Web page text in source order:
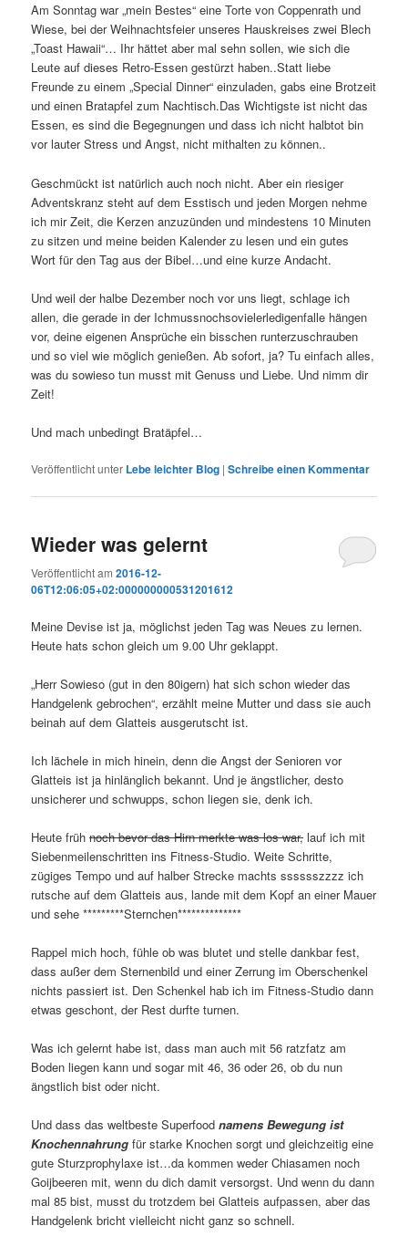
Am Sonntag war „mein Bestes“ eine Torte von Coppenrath und
Wiese, bei der Weihnachtsfeier unseres Hauskreises zwei Blech
„Toast Hawaii“… Ihr hättet aber mal sehn sollen, wie sich die
Leute auf dieses Retro-Essen gestürzt haben..Statt liebe
Freunde zu einem „Special Dinner“ einzuladen, gabs eine Brotzeit
und einen Bratapfel zum Nachtisch.Das Wichtigste ist nicht das
Essen, es sind die Begegnungen und dass ich nicht halbtot bin
vor lauter Stress und Angst, nicht mithalten zu können..
Geschmückt ist natürlich auch noch nicht. Aber ein riesiger
Adventskranz steht auf dem Esstisch und jeden Morgen nehme
ich mir Zeit, die Kerzen anzuzünden und mindestens 10 Minuten
zu sitzen und meine beiden Kalender zu lesen und ein gutes
Wort für den Tag aus der Bibel…und eine kurze Andacht.
Und weil der halbe Dezember noch vor uns liegt, schlage ich
allen, die gerade in der Ichmussnochsovielerledigenfalle hängen
vor, deine eigenen Ansprüche ein bisschen runterzuschrauben
und so viel wie möglich genießen. Ab sofort, ja? Tu einfach alles,
was du sowieso tun musst mit Genuss und Liebe. Und nimm dir
Zeit!
Und mach unbedingt Bratäpfel…
Veröffentlicht unter Lebe leichter Blog |Schreibe einen Kommentar
Wieder was gelernt
Veröffentlicht am2016-12-
06T12:06:05+02:000000000531201612
Meine Devise ist ja, möglichst jeden Tag was Neues zu lernen.
Heute hats schon gleich um 9.00 Uhr geklappt.
„Herr Sowieso (gut in den 80igern) hat sich schon wieder das
Handgelenk gebrochen“, erzählt meine Mutter und dass sie auch
beinah auf dem Glatteis ausgerutscht ist.
Ich lächele in mich hinein, denn die Angst der Senioren vor
Glatteis ist ja hinlänglich bekannt. Und je ängstlicher, desto
unsicherer und schwupps, schon liegen sie, denk ich.
Heute frühnoch bevor das Hirn merkte was los war, lauf ich mit
Siebenmeilenschritten ins Fitness-Studio. Weite Schritte,
zügiges Tempo und auf halber Strecke machts sssssszzzz ich
rutsche auf dem Glatteis aus, lande mit dem Kopf an einer Mauer
und sehe *********Sternchen**************
Rappel mich hoch, fühle ob was blutet und stelle dankbar fest,
dass außer dem Sternenbild und einer Zerrung im Oberschenkel
nichts passiert ist. Den Schenkel hab ich im Fitness-Studio dann
etwas geschont, der Rest durfte turnen.
Was ich gelernt habe ist, dass man auch mit 56 ratzfatz am
Boden liegen kann und sogar mit 46, 36 oder 26, ob du nun
ängstlich bist oder nicht.
Und dass das weltbeste Superfood namens Bewegung ist
Knochennahrung für starke Knochen sorgt und gleichzeitig eine
gute Sturzprophylaxe ist…da kommen weder Chiasamen noch
Goijbeeren mit, wenn du dich damit versorgst. Und wenn du dann
mal 85 bist, musst du trotzdem bei Glatteis aufpassen, aber das
Handgelenk bricht vielleicht nicht ganz so schnell.